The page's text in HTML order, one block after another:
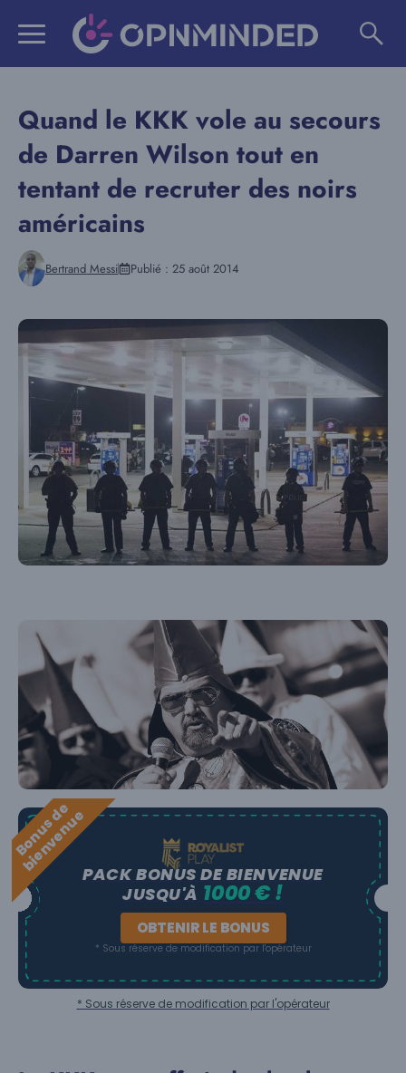
Quand le KKK vole au secours
de Darren Wilson tout en
tentant de recruter des noirs
américains
Bertrand Messi Publié : 25 août 2014
B
o
n
u
s
d
e
b
i
e
n
v
e
n
u
ePACK BONUS DE BIENVENUE
JUSQU'À 1000 € !
OBTENIR LE BONUS
* Sous réserve de modification par l'opérateur
* Sous réserve de modification par l'opérateur